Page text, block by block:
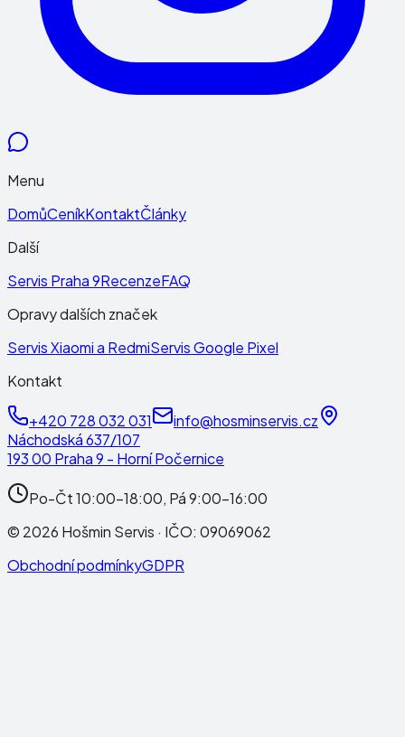
Menu
DomůCeníkKontaktČlánky
Další
Servis Praha 9RecenzeFAQ
Opravy dalších značek
Servis Xiaomi a RedmiServis Google Pixel
Kontakt
+420 728 032 031
info@hosminservis.cz
Náchodská 637/107
193 00 Praha 9 - Horní Počernice
Po-Čt 10:00-18:00, Pá 9:00-16:00
© 2026 Hošmin Servis · IČO: 09069062
Obchodní podmínkyGDPR